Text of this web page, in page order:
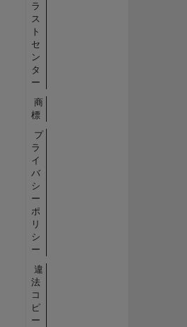
ラ
ス
ト
セ
ン
タ
ー
商
標
プ
ラ
イ
バ
シ
ー
ポ
リ
シ
ー
違
法
コ
ピ
ー